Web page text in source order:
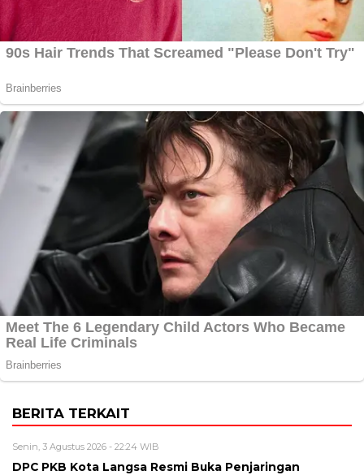
BERITA TERKAIT
Senin, 3 Agustus 2026 - 22:24 WIB
DPC PKB Kota Langsa Resmi Buka Penjaringan